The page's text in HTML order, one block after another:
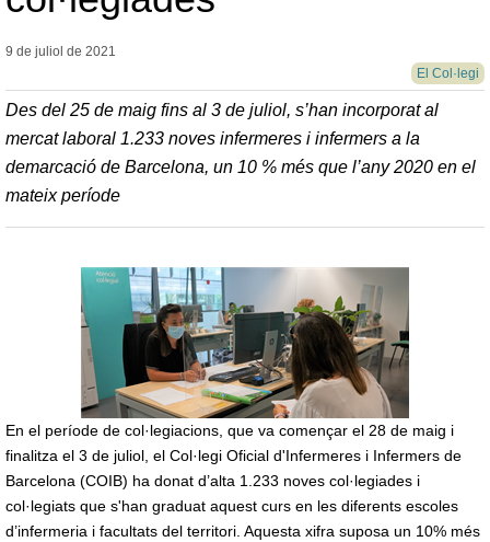
9 de juliol de 2021
El Col·legi
Des del 25 de maig fins al 3 de juliol, s’han incorporat al
mercat laboral 1.233 noves infermeres i infermers a la
demarcació de Barcelona, un 10 % més que l’any 2020 en el
mateix període
En el període de col·legiacions, que va començar el 28 de maig i
finalitza el 3 de juliol, el Col·legi Oficial d'Infermeres i Infermers de
Barcelona (COIB) ha donat d’alta 1.233 noves col·legiades i
col·legiats que s'han graduat aquest curs en les diferents escoles
d’infermeria i facultats del territori. Aquesta xifra suposa un 10% més